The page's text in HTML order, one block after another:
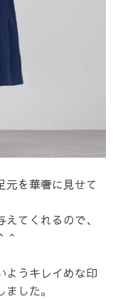
元を華奢に見せて
てくれるので、
＾
ようキレイめな印
した。